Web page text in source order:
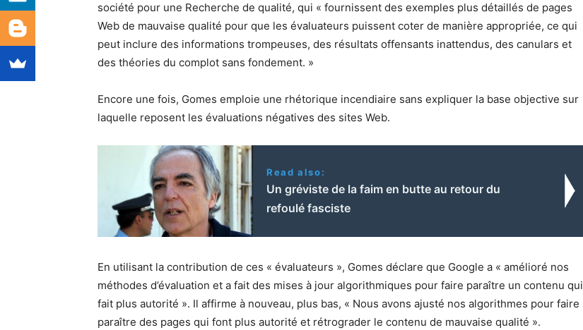
société pour une Recherche de qualité, qui « fournissent des exemples plus détaillés de pages
Web de mauvaise qualité pour que les évaluateurs puissent coter de manière appropriée, ce qui
peut inclure des informations trompeuses, des résultats offensants inattendus, des canulars et
des théories du complot sans fondement. »
Encore une fois, Gomes emploie une rhétorique incendiaire sans expliquer la base objective sur
laquelle reposent les évaluations négatives des sites Web.
Read also:
Un gréviste de la faim en butte au retour du
refoulé fasciste
En utilisant la contribution de ces « évaluateurs », Gomes déclare que Google a « amélioré nos
méthodes d’évaluation et a fait des mises à jour algorithmiques pour faire paraître un contenu qui
fait plus autorité ». Il affirme à nouveau, plus bas, « Nous avons ajusté nos algorithmes pour faire
paraître des pages qui font plus autorité et rétrograder le contenu de mauvaise qualité ».